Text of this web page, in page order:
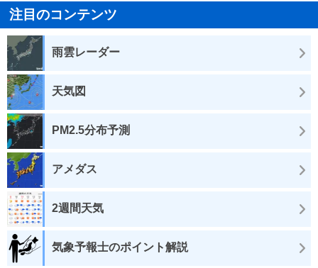
注目のコンテンツ
雨雲レーダー
天気図
PM2.5分布予測
アメダス
2週間天気
気象予報士のポイント解説